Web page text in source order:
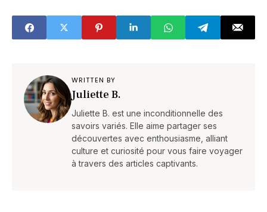
WRITTEN BY
Juliette B.
Juliette B. est une inconditionnelle des
savoirs variés. Elle aime partager ses
découvertes avec enthousiasme, alliant
culture et curiosité pour vous faire voyager
à travers des articles captivants.